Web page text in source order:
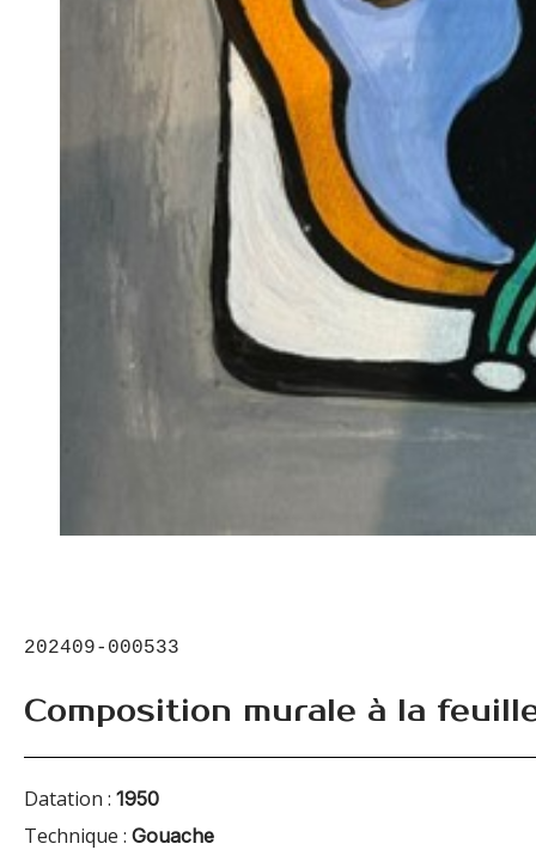
202409-000533
Composition murale à la
Datation : 1950
Technique : Gouache